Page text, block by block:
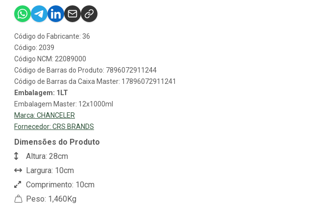
Código do Fabricante: 36
Código: 2039
Código NCM: 22089000
Código de Barras do Produto: 7896072911244
Código de Barras da Caixa Master: 17896072911241
Embalagem: 1LT
Embalagem Master: 12x1000ml
Marca: CHANCELER
Fornecedor: CRS BRANDS
Dimensões do Produto
Altura: 28cm
Largura: 10cm
Comprimento: 10cm
Peso: 1,460Kg